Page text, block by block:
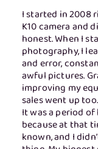
I started in 2008
K10 camera and
honest. When I
photography, I
and error,
awful pictures.
improving my
sales went up too.
It was a period
because at that
known, and I